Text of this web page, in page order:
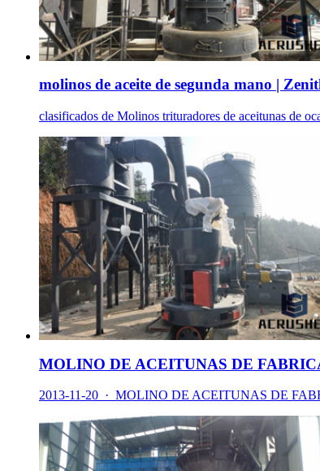
molinos de aceite de segunda mano |
clasificados de Molinos trituradores de aceitunas de
MOLINO DE ACEITUNAS DE
2013-11-20 · MOLINO DE ACEITUNAS DE